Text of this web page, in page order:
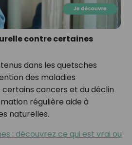
contre certaines
dans les quetsches
des maladies
cancers et du déclin
régulière aide à
naturelles.
: découvrez ce qui est vrai ou